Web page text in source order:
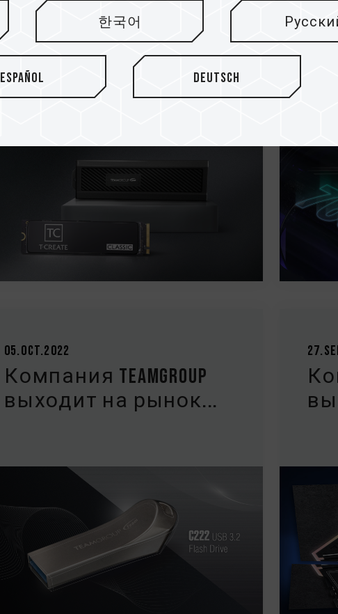
17.Nov.2022
Компания TEAMGROUP
выходит на рынок...
T-
05.Oct.2022
Компания TEAMGROUP
выходит на рынок...
한국어
Español Deutsch